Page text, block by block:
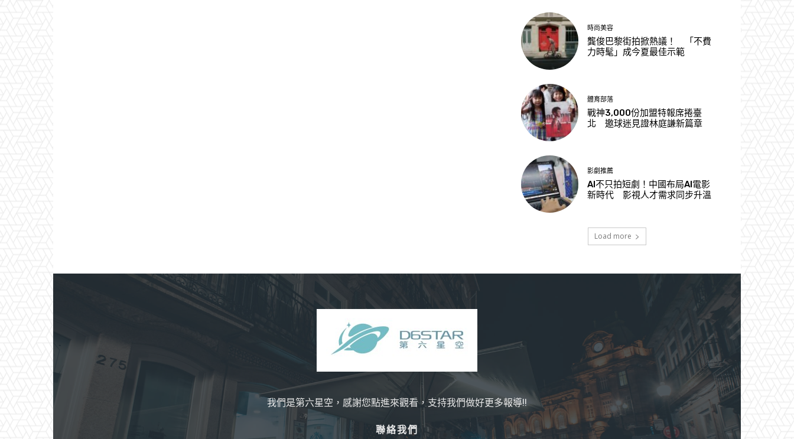
時尚美容
龔俊巴黎街拍掀熱議！ 「不費
力時髦」成今夏最佳示範
體育部落
戰神3,000份加盟特報席捲臺
北 邀球迷見證林庭謙新篇章
影劇推薦
AI不只拍短劇！中國布局AI電影
新時代 影視人才需求同步升溫
Load more
我們是第六星空，感謝您點進來觀看，支持我們做好更多報導!!
聯絡我們